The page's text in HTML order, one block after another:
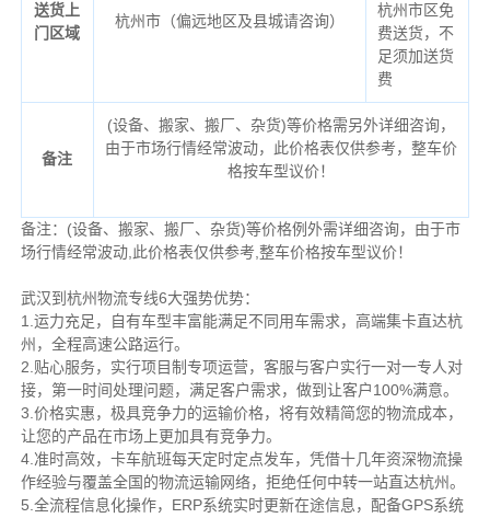
送货上
门区域
杭州市（偏远地区及县城请咨询）
杭州市区免
费送货，不
足须加送货
费
备注
(设备、搬家、搬厂、杂货)等价格需另外详细咨询，
由于市场行情经常波动，此价格表仅供参考，整车价
格按车型议价！
备注：(设备、搬家、搬厂、杂货)等价格例外需详细咨询，由于市
场行情经常波动,此价格表仅供参考,整车价格按车型议价！
武汉到杭州物流专线6大强势优势：
1.运力充足，自有车型丰富能满足不同用车需求，高端集卡直达杭
州，全程高速公路运行。
2.贴心服务，实行项目制专项运营，客服与客户实行一对一专人对
接，第一时间处理问题，满足客户需求，做到让客户100%满意。
3.价格实惠，极具竞争力的运输价格，将有效精简您的物流成本，
让您的产品在市场上更加具有竞争力。
4.准时高效，卡车航班每天定时定点发车，凭借十几年资深物流操
作经验与覆盖全国的物流运输网络，拒绝任何中转一站直达杭州。
5.全流程信息化操作，ERP系统实时更新在途信息，配备GPS系统